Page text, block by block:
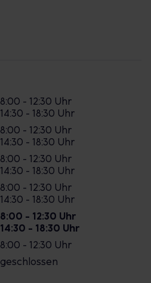
8:00 - 12:30 Uhr
14:30 - 18:30 Uhr
8:00 - 12:30 Uhr
14:30 - 18:30 Uhr
8:00 - 12:30 Uhr
14:30 - 18:30 Uhr
8:00 - 12:30 Uhr
14:30 - 18:30 Uhr
8:00 - 12:30 Uhr
14:30 - 18:30 Uhr
8:00 - 12:30 Uhr
geschlossen